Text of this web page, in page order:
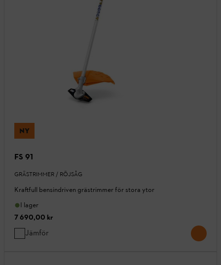
NY
FS 91
GRÄSTRIMMER / RÖJSÅG
Kraftfull bensindriven grästrimmer för stora ytor
I lager
7 690,00 kr
Jämför